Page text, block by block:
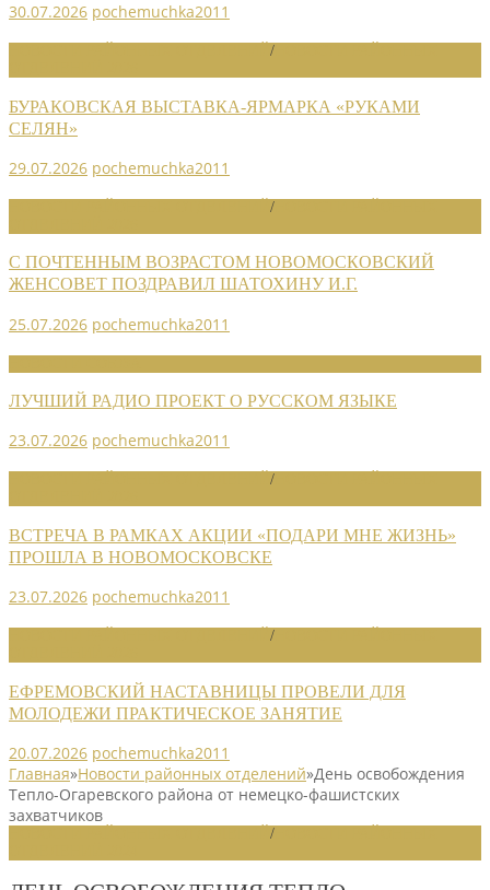
30.07.2026 pochemuchka2011
/
БУРАКОВСКАЯ ВЫСТАВКА-ЯРМАРКА «РУКАМИ
СЕЛЯН»
29.07.2026 pochemuchka2011
/
С ПОЧТЕННЫМ ВОЗРАСТОМ НОВОМОСКОВСКИЙ
ЖЕНСОВЕТ ПОЗДРАВИЛ ШАТОХИНУ И.Г.
25.07.2026 pochemuchka2011
ЛУЧШИЙ РАДИО ПРОЕКТ О РУССКОМ ЯЗЫКЕ
23.07.2026 pochemuchka2011
/
ВСТРЕЧА В РАМКАХ АКЦИИ «ПОДАРИ МНЕ ЖИЗНЬ»
ПРОШЛА В НОВОМОСКОВСКЕ
23.07.2026 pochemuchka2011
/
ЕФРЕМОВСКИЙ НАСТАВНИЦЫ ПРОВЕЛИ ДЛЯ
МОЛОДЕЖИ ПРАКТИЧЕСКОЕ ЗАНЯТИЕ
20.07.2026 pochemuchka2011
Главная»Новости районных отделений»День освобождения
Тепло-Огаревского района от немецко-фашистских
захватчиков
/